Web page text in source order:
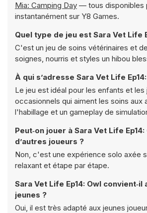
Mia: Camping Day — tous disponibles
instantanément sur Y8 Games.
Quel type de jeu est Sara Vet Life
C'est un jeu de soins vétérinaires et
soignes, nourris et styles un hibou
À qui s’adresse Sara Vet Life
Le jeu est idéal pour les enfants et les
occasionnels qui aiment les soins aux
l'habillage et un gameplay de
Peut‑on jouer à Sara Vet Life
d’autres joueurs ?
Non, c'est une expérience solo axée
relaxant et étape par étape.
Sara Vet Life Ep14: Owl convient‑il
jeunes ?
Oui, il est très adapté aux jeunes